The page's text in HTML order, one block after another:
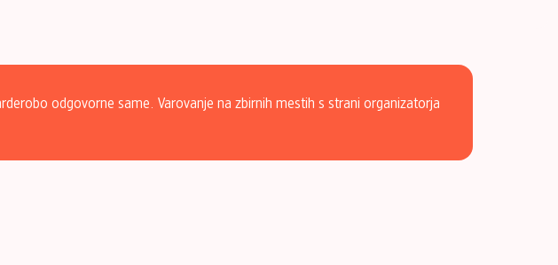
odgovorne same. Varovanje na zbirnih mestih s strani organizatorja